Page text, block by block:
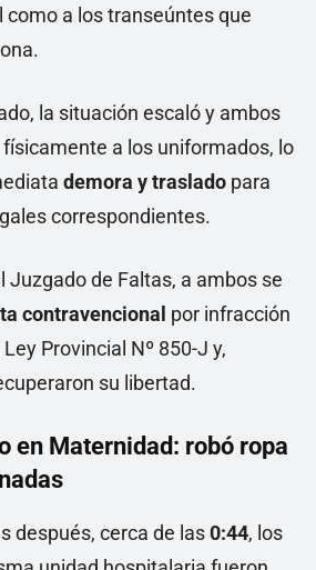
como a los transeúntes que
la situación escaló y ambos
a los uniformados, lo
demora y traslado para
correspondientes.
Juzgado de Faltas, a ambos se
contravencional por infracción
Provincial Nº 850-J y,
su libertad.
en Maternidad: robó ropa
después, cerca de las0:44, los